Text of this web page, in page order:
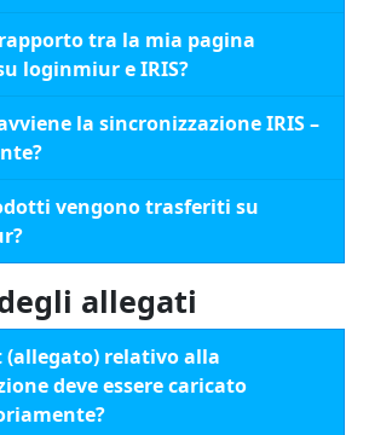
tra la mia pagina
loginmiur e IRIS?
la sincronizzazione IRIS –
vengono trasferiti su
allegati
relativo alla
deve essere caricato